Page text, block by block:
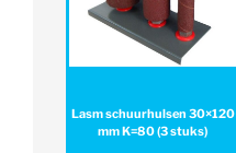
Lasm schuurhulsen 30×120
mm K=80 (3 stuks)